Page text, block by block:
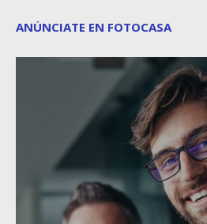
ANÚNCIATE EN FOTOCASA